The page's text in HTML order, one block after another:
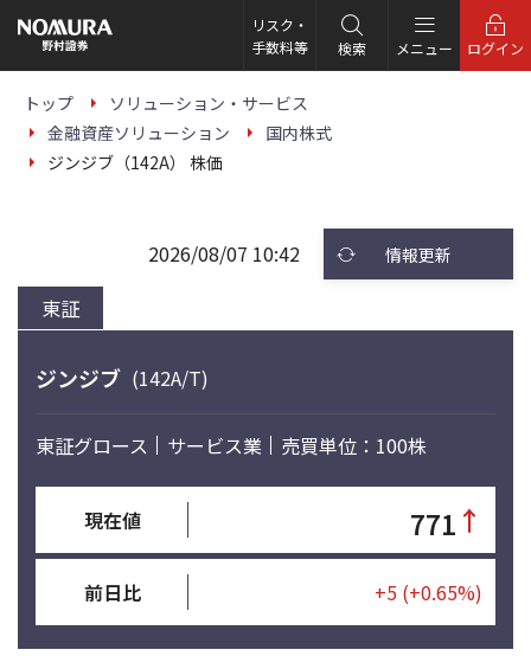
の
ー
リスク・
手数料等
検索 メニュー ログイン
トップ
ソリューション・サービス
金融資産ソリューション
国内株式
ジンジブ（142A） 株価
東証
2026/08/07 10:42 情報更新
ジンジブ (142A/T)
東証グロース サービス業 売買単位：100株
現在値 771 ↑
前日比 +5 (+0.65%)